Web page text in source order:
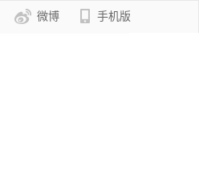
微博 手机版